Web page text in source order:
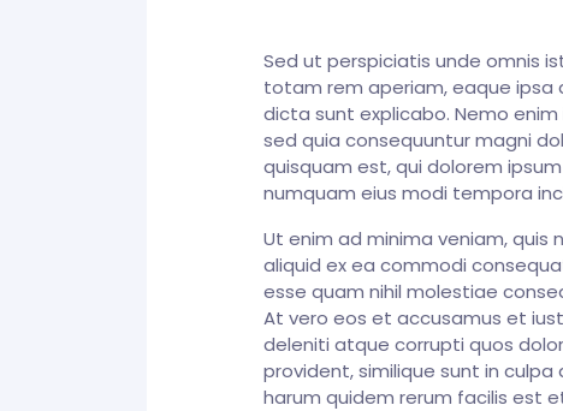
Sed ut perspiciatis unde omnis
totam rem aperiam, eaque
dicta sunt explicabo. Nemo
sed quia consequuntur magni
quisquam est, qui dolorem
numquam eius modi tempora
Ut enim ad minima veniam, quis
aliquid ex ea commodi
esse quam nihil molestiae
At vero eos et accusamus et
deleniti atque corrupti quos
provident, similique sunt in
harum quidem rerum facilis est